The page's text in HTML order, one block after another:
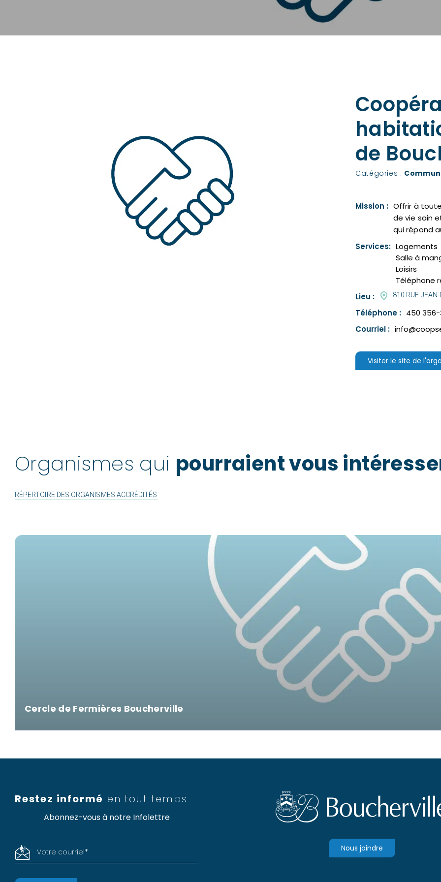
de
Catégories :
Mission : Offrir à
de vie sain
qui répond
Services: Logements
Salle à
Loisirs
Téléphone
Lieu :
810 RUE
Téléphone : 450 356-
Courriel :
Visiter le site de
Organismes qui pourraient vous
RÉPERTOIRE DES ORGANISMES ACCRÉDITÉS
Cercle de Fermières Boucherville
Restez informé en tout temps
Abonnez-vous à notre Infolettre
Votre courriel* Nous joindre